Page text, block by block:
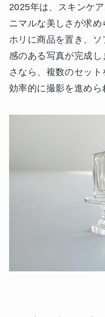
2025年は、スキンケ
ニマルな美しさが求
ホリに商品を置き、
感のある写真が完成
さなら、複数のセット
効率的に撮影を進めら